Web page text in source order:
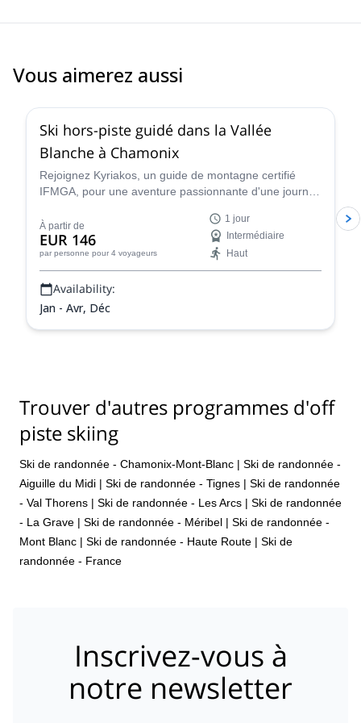
Vous aimerez aussi
Ski hors-piste guidé dans la Vallée
Blanche à Chamonix
Rejoignez Kyriakos, un guide de montagne certifié
IFMGA, pour une aventure passionnante d'une journée
France.
À partir de
EUR 146
par personne pour 4 voyageurs
1 jour
Intermédiaire
Haut
Availability:
Jan - Avr, Déc
Trouver d'autres programmes d'off
piste skiing
Ski de randonnée - Chamonix-Mont-Blanc | Ski de randonnée -
Aiguille du Midi | Ski de randonnée - Tignes | Ski de randonnée
- Val Thorens | Ski de randonnée - Les Arcs | Ski de randonnée
- La Grave | Ski de randonnée - Méribel | Ski de randonnée -
Mont Blanc | Ski de randonnée - Haute Route | Ski de
randonnée - France
Inscrivez-vous à
notre newsletter